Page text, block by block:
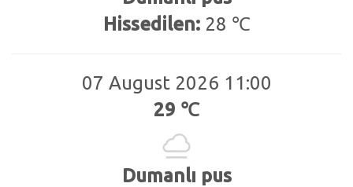
Hissedilen:28 ℃
07 August 2026 11:00
29 ℃
Dumanlı pus